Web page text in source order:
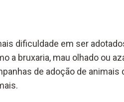
dificuldade em ser
a bruxaria, mau olhado ou
de adoção de